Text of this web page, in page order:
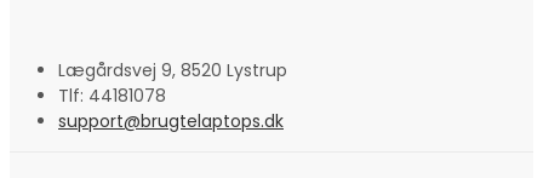
Lægårdsvej 9, 8520 Lystrup
Tlf: 44181078
support@brugtelaptops.dk